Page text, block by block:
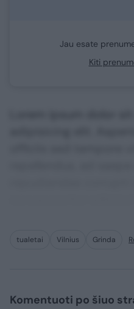
Jau esate
Kiti
tualetai Vilnius Grinda
Komentuoti po šiuo